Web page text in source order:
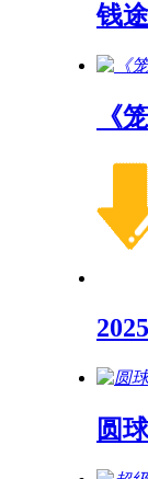
钱
《
圆